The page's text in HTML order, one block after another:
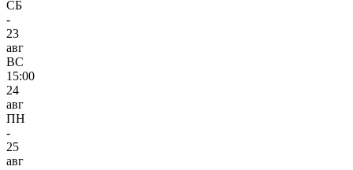
СБ
-
23
авг
ВС
15:00
24
авг
ПН
-
25
авг